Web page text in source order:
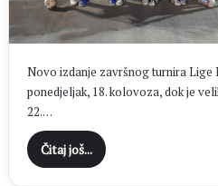
Novo izdanje završnog turnira Lige
ponedjeljak, 18. kolovoza, dok je
22.…
Čitaj još...